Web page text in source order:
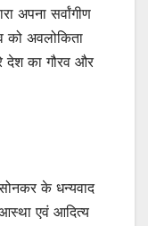
अपना सर्वांगीण
को अवलोकिता
देश का गौरव और
के धन्यवाद
एवं आदित्य